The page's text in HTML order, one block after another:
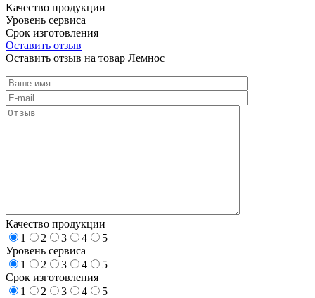
Качество продукции
Уровень сервиса
Срок изготовления
Оставить отзыв
Оставить отзыв на товар Лемнос
Качество продукции
1
2 3 4
5
Уровень сервиса
1
2 3 4
5
Срок изготовления
1
2 3 4
5